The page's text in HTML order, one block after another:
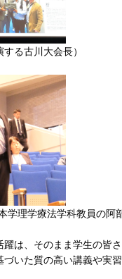
する古川大会長）
学理学療法学科教員の阿
躍は、そのまま学生の皆
づいた質の高い講義や実